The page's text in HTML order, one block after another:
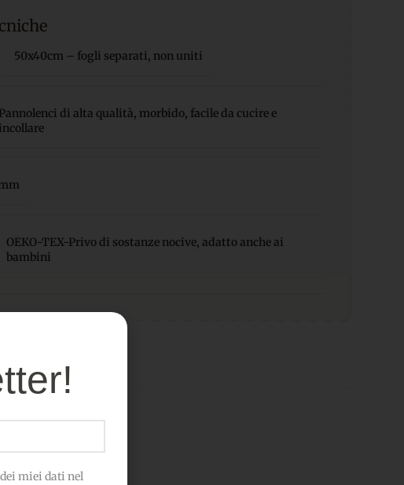
50x40cm – fogli separati, non uniti
Pannolenci di alta qualità, morbido, facile da cucire e
incollare
OEKO-TEX-Privo di sostanze nocive, adatto anche ai
bambini
miei dati nel